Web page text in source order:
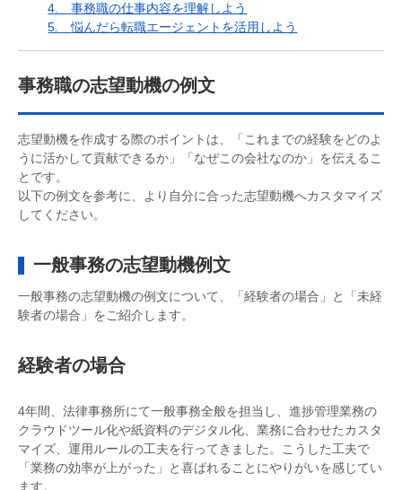
4.事務職の仕事内容を理解しよう
5.悩んだら転職エージェントを活用しよう
事務職の志望動機の例文
志望動機を作成する際のポイントは、「これまでの経験をどのよ
うに活かして貢献できるか」「なぜこの会社なのか」を伝えるこ
とです。
以下の例文を参考に、より自分に合った志望動機へカスタマイズ
してください。
一般事務の志望動機例文
一般事務の志望動機の例文について、「経験者の場合」と「未経
験者の場合」をご紹介します。
経験者の場合
4年間、法律事務所にて一般事務全般を担当し、進捗管理業務の
クラウドツール化や紙資料のデジタル化、業務に合わせたカスタ
マイズ、運用ルールの工夫を行ってきました。こうした工夫で
「業務の効率が上がった」と喜ばれることにやりがいを感じてい
ます。